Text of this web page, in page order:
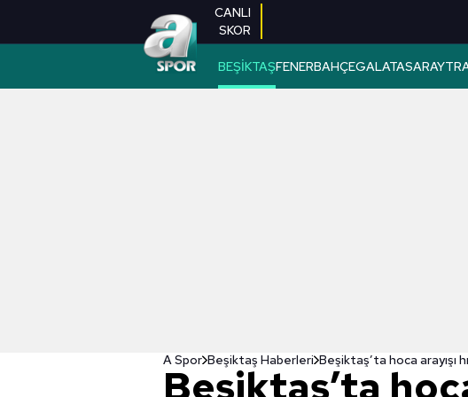
CANLI
SKOR
BEŞİKTAŞFENERBAHÇEGALATASARAY
A Spor Beşiktaş Haberleri Beşiktaş’ta hoca arayışı
Beşiktaş’ta